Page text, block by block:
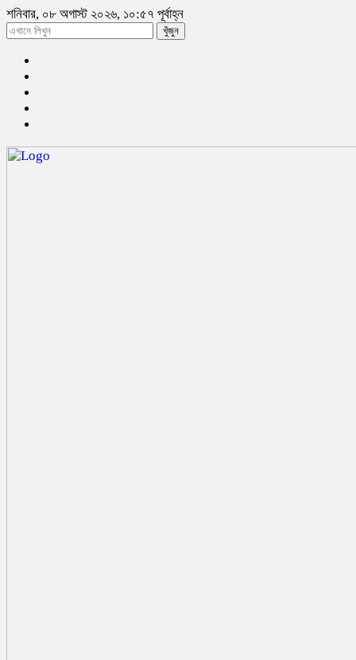
শনিবার, ০৮ অগাস্ট ২০২৬, ১০:৫৭ পূর্বাহ্ন
খুঁজুন